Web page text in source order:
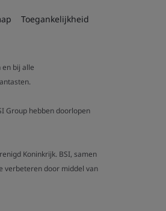
Toegankelijkheid
bij alle
Group hebben doorlopen
Koninkrijk. BSI, samen
verbeteren door middel van